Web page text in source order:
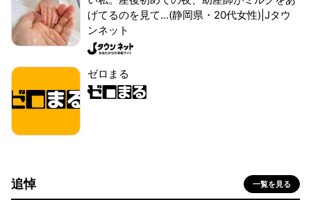
げてるのを見て...(静岡県・20代女性)|Jタウ
ンネット
ゼロまる
追悼 一覧を見る